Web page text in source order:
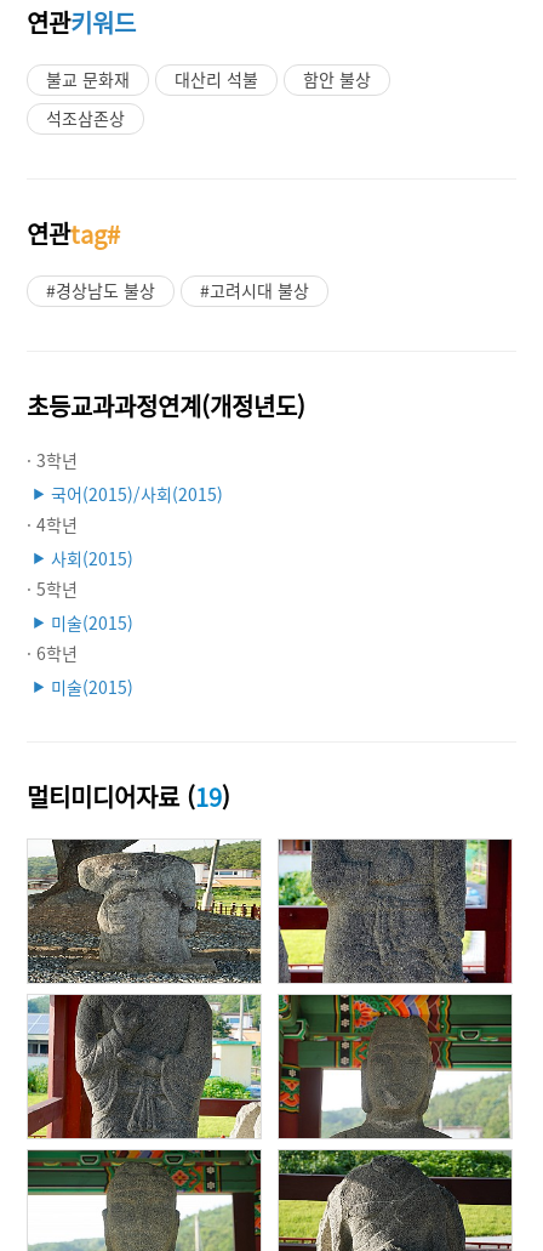
연관키워드
불교 문화재 대산리 석불
함안 불상
석조삼존상
연관tag#
#경상남도 불상 #고려시대 불상
초등교과과정연계(개정년도)
· 3학년
▶ 국어(2015)/사회(2015)
· 4학년
▶ 사회(2015)
· 5학년
▶ 미술(2015)
· 6학년
▶ 미술(2015)
멀티미디어자료 (19)